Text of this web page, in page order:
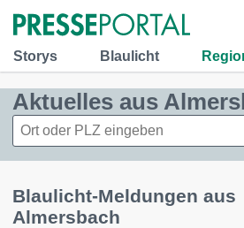
Storys Blaulicht
Aktuelles aus
Blaulicht-Meldungen aus
Almersbach